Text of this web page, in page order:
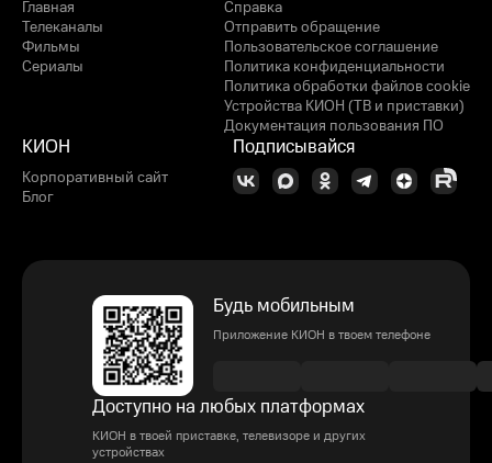
Главная
Телеканалы
Фильмы
Сериалы
Справка
Отправить обращение
Пользовательское соглашение
Политика конфиденциальности
Политика обработки файлов cookie
Устройства КИОН (ТВ и приставки)
Документация пользования ПО
КИОН
Корпоративный сайт
Блог
Подписывайся
Будь мобильным
Приложение КИОН в твоем телефоне
Доступно на любых платформах
КИОН в твоей приставке, телевизоре и других
устройствах